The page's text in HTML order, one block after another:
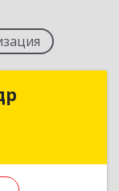
№ 30, оф.1